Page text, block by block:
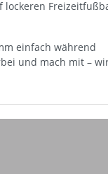
lockeren
einfach während
und mach mit –